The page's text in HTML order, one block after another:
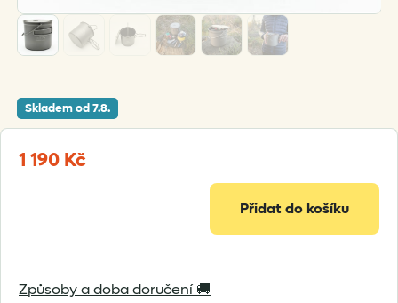
1 190 Kč
Skladem od 7.8.
Přidat do košíku
Způsoby a doba doručení 🚚